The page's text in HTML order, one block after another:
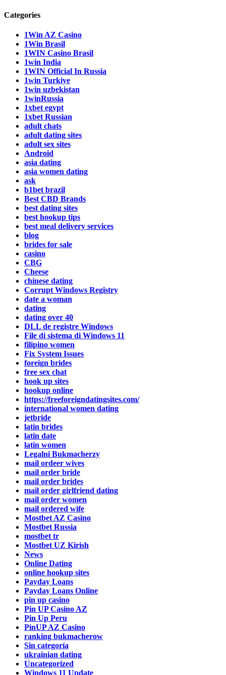
Categories
1Win AZ Casino
1Win Brasil
1WIN Casino Brasil
1win India
1WIN Official In Russia
1win Turkiye
1win uzbekistan
1winRussia
1xbet egypt
1xbet Russian
adult chats
adult dating sites
adult sex sites
Android
asia dating
asia women dating
ask
b1bet brazil
Best CBD Brands
best dating sites
best hookup tips
best meal delivery services
blog
brides for sale
casino
CBG
Cheese
chinese dating
Corrupt Windows Registry
date a woman
dating
dating over 40
DLL de registre Windows
File di sistema di Windows 11
filipino women
Fix System Issues
foreign brides
free sex chat
hook up sites
hookup online
https://freeforeigndatingsites.com/
international women dating
jetbride
latin brides
latin date
latin women
Legalni Bukmacherzy
mail ordeer wives
mail order bride
mail order brides
mail order girlfriend dating
mail order women
mail ordered wife
Mostbet AZ Casino
Mostbet Russia
mostbet tr
Mostbet UZ Kirish
News
Online Dating
online hookup sites
Payday Loans
Payday Loans Online
pin up casino
Pin UP Casino AZ
Pin Up Peru
PinUP AZ Casino
ranking bukmacherow
Sin categoría
ukrainian dating
Uncategorized
Windows 11 Update